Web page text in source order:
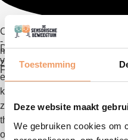
Toestemming
Deze website maakt
We gebruiken cookies om
Charlotte
-
mama
van
Finn
De diverse speelelementen
zijn coördinatie en evenwicht.
even in een afgesloten wereld
komen. De veilige,
zelfvertrouwen en stimuleert
thuis ook wat vrijer te laten.
ouders!